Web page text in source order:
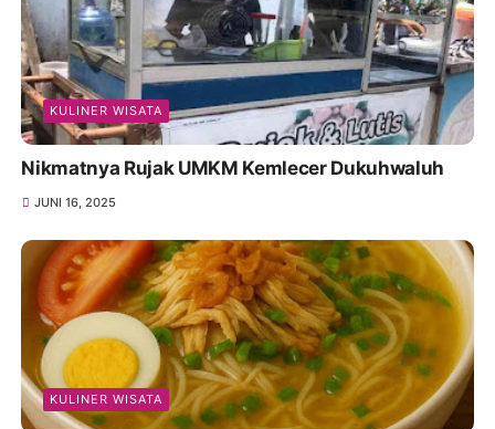
KULINER WISATA
Nikmatnya Rujak UMKM Kemlecer Dukuhwaluh
JUNI 16, 2025
KULINER WISATA